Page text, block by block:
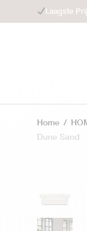
Laagste
Home /
Dune Sand